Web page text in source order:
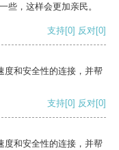
些，这样会更加亲民。
支持[0] 反对[0]
度和安全性的连接，并帮
支持[0] 反对[0]
度和安全性的连接，并帮